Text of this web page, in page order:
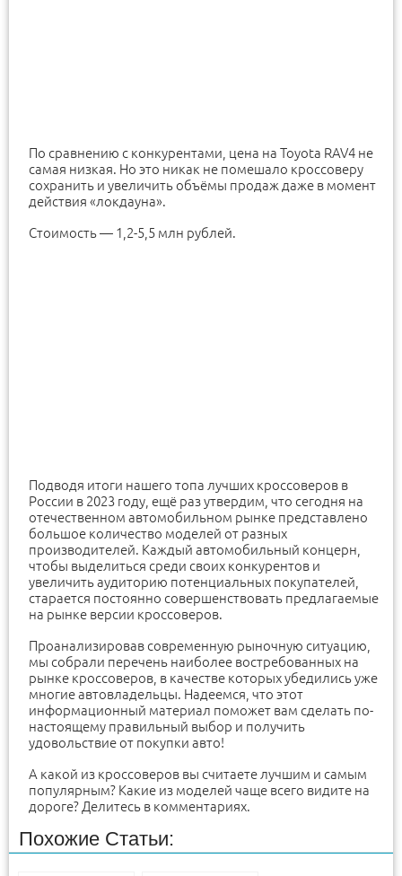
По сравнению с конкурентами, цена на Toyota RAV4 не
самая низкая. Но это никак не помешало кроссоверу
сохранить и увеличить объёмы продаж даже в момент
действия «локдауна».
Стоимость — 1,2-5,5 млн рублей.
Подводя итоги нашего топа лучших кроссоверов в
России в 2023 году, ещё раз утвердим, что сегодня на
отечественном автомобильном рынке представлено
большое количество моделей от разных
производителей. Каждый автомобильный концерн,
чтобы выделиться среди своих конкурентов и
увеличить аудиторию потенциальных покупателей,
старается постоянно совершенствовать предлагаемые
на рынке версии кроссоверов.
Проанализировав современную рыночную ситуацию,
мы собрали перечень наиболее востребованных на
рынке кроссоверов, в качестве которых убедились уже
многие автовладельцы. Надеемся, что этот
информационный материал поможет вам сделать по-
настоящему правильный выбор и получить
удовольствие от покупки авто!
А какой из кроссоверов вы считаете лучшим и самым
популярным? Какие из моделей чаще всего видите на
дороге? Делитесь в комментариях.
Похожие Статьи: